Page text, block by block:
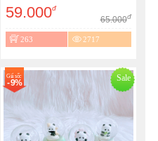
59.000đ
65.000đ
263 2717
Sale
Giá sốc
- 9%